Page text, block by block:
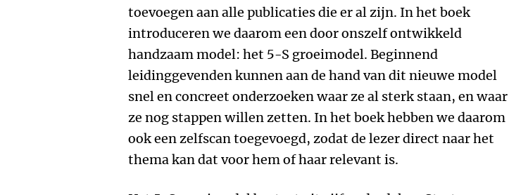
toevoegen aan alle publicaties die er al zijn. In het boek
introduceren we daarom een door onszelf ontwikkeld
handzaam model: het 5-S groeimodel. Beginnend
leidinggevenden kunnen aan de hand van dit nieuwe model
snel en concreet onderzoeken waar ze al sterk staan, en waar
ze nog stappen willen zetten. In het boek hebben we daarom
ook een zelfscan toegevoegd, zodat de lezer direct naar het
thema kan dat voor hem of haar relevant is.